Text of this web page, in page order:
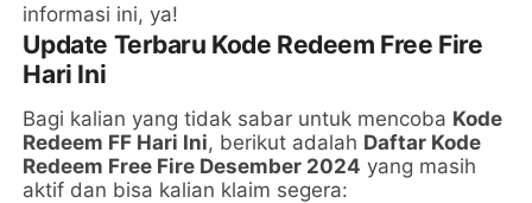
informasi ini, ya!
Update Terbaru Kode Redeem Free Fire
Hari Ini
Bagi kalian yang tidak sabar untuk mencoba Kode
Redeem FF Hari Ini, berikut adalah Daftar Kode
Redeem Free Fire Desember 2024 yang masih
aktif dan bisa kalian klaim segera: